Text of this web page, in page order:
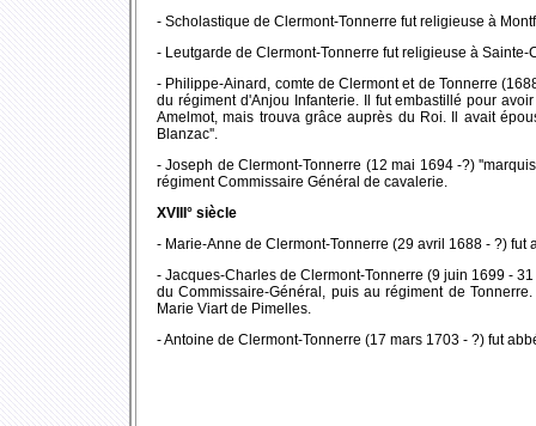
- Scholastique de Clermont-Tonnerre fut religieuse à
- Leutgarde de Clermont-Tonnerre fut religieuse à Sainte-
- Philippe-Ainard, comte de Clermont et de Tonnerre
du régiment d'Anjou Infanterie. Il fut embastillé pour
Amelmot, mais trouva grâce auprès du Roi. Il avait
Blanzac''.
- Joseph de Clermont-Tonnerre (12 mai 1694 -?)
régiment Commissaire Général de cavalerie.
XVIII° siècle
- Marie-Anne de Clermont-Tonnerre (29 avril 1688 - ?) fut
- Jacques-Charles de Clermont-Tonnerre (9 juin 1699 -
du Commissaire-Général, puis au régiment de
Marie Viart de Pimelles.
- Antoine de Clermont-Tonnerre (17 mars 1703 - ?) fut